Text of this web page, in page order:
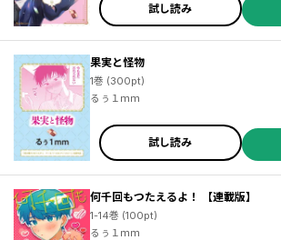
試し読み
果実と怪物
1巻 (300pt)
るぅ１ｍｍ
試し読み
何千回もつたえるよ！ 【連載版】
1-14巻 (100pt)
るぅ１ｍｍ